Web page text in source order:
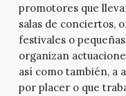
promotores que
salas de conciertos,
festivales o
organizan
así como también, a
por placer o que